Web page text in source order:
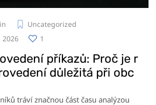
Uncategorized
2026
1
příkazů: Proč je r
důležitá při obc
tráví značnou část času analýzou